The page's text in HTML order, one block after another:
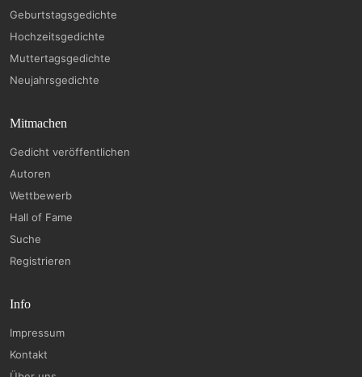
Geburtstagsgedichte
Hochzeitsgedichte
Muttertagsgedichte
Neujahrsgedichte
Mitmachen
Gedicht veröffentlichen
Autoren
Wettbewerb
Hall of Fame
Suche
Registrieren
Info
Impressum
Kontakt